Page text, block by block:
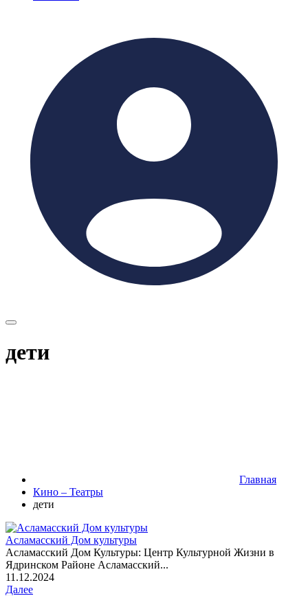
дети
Главная
Кино – Театры
дети
Асламасский Дом культуры
Асламасский Дом Культуры: Центр Культурной Жизни в
Ядринском Районе Асламасский...
11.12.2024
Далее